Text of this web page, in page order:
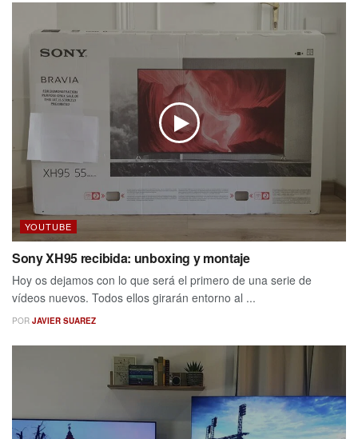
YOUTUBE
Sony XH95 recibida: unboxing y montaje
Hoy os dejamos con lo que será el primero de una serie de
vídeos nuevos. Todos ellos girarán entorno al ...
POR JAVIER SUAREZ